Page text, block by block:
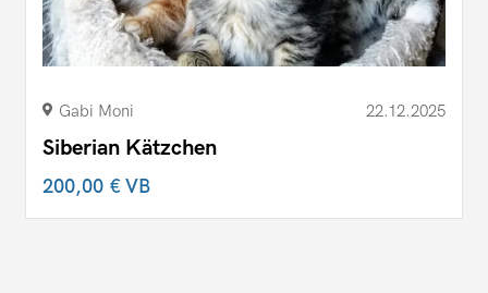
Gabi Moni 22.12.2025
Siberian Kätzchen
200,00 €VB